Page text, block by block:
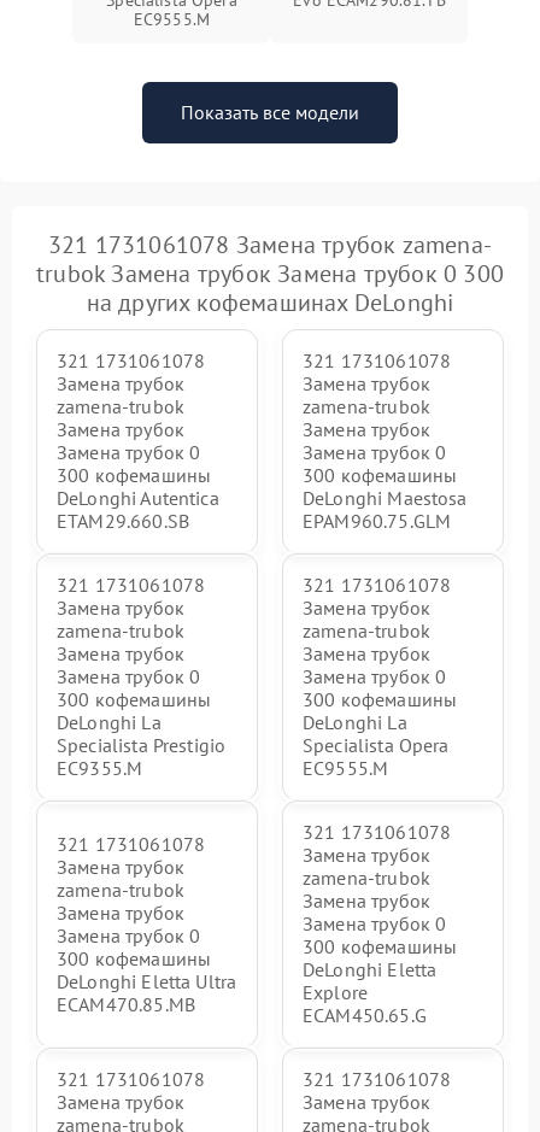
EC9555.M
Показать все модели
321 1731061078 Замена трубок zamena-
trubok Замена трубок Замена трубок 0 300
на других кофемашинах DeLonghi
321 1731061078
Замена трубок
zamena-trubok
Замена трубок
Замена трубок 0
300 кофемашины
DeLonghi Autentica
ETAM29.660.SB
321 1731061078
Замена трубок
zamena-trubok
Замена трубок
Замена трубок 0
300 кофемашины
DeLonghi Maestosa
EPAM960.75.GLM
321 1731061078
Замена трубок
zamena-trubok
Замена трубок
Замена трубок 0
300 кофемашины
DeLonghi La
Specialista Prestigio
EC9355.M
321 1731061078
Замена трубок
zamena-trubok
Замена трубок
Замена трубок 0
300 кофемашины
DeLonghi La
Specialista Opera
EC9555.M
321 1731061078
Замена трубок
zamena-trubok
Замена трубок
Замена трубок 0
300 кофемашины
DeLonghi Eletta Ultra
ECAM470.85.MB
321 1731061078
Замена трубок
zamena-trubok
Замена трубок
Замена трубок 0
300 кофемашины
DeLonghi Eletta
Explore
ECAM450.65.G
321 1731061078
Замена трубок
zamena-trubok
321 1731061078
Замена трубок
zamena-trubok